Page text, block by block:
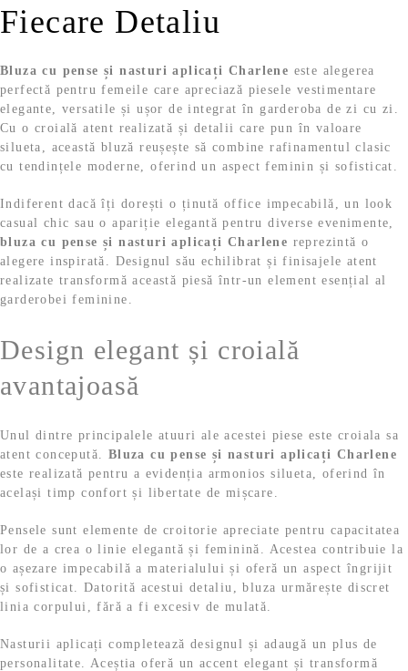
Fiecare Detaliu
Bluza cu pense și nasturi aplicați Charlene este alegerea
perfectă pentru femeile care apreciază piesele vestimentare
elegante, versatile și ușor de integrat în garderoba de zi cu zi.
Cu o croială atent realizată și detalii care pun în valoare
silueta, această bluză reușește să combine rafinamentul clasic
cu tendințele moderne, oferind un aspect feminin și sofisticat.
Indiferent dacă îți dorești o ținută office impecabilă, un look
casual chic sau o apariție elegantă pentru diverse evenimente,
bluza cu pense și nasturi aplicați Charlene reprezintă o
alegere inspirată. Designul său echilibrat și finisajele atent
realizate transformă această piesă într-un element esențial al
garderobei feminine.
Design elegant și croială
avantajoasă
Unul dintre principalele atuuri ale acestei piese este croiala sa
atent concepută. Bluza cu pense și nasturi aplicați Charlene
este realizată pentru a evidenția armonios silueta, oferind în
același timp confort și libertate de mișcare.
Pensele sunt elemente de croitorie apreciate pentru capacitatea
lor de a crea o linie elegantă și feminină. Acestea contribuie la
o așezare impecabilă a materialului și oferă un aspect îngrijit
și sofisticat. Datorită acestui detaliu, bluza urmărește discret
linia corpului, fără a fi excesiv de mulată.
Nasturii aplicați completează designul și adaugă un plus de
personalitate. Aceștia oferă un accent elegant și transformă